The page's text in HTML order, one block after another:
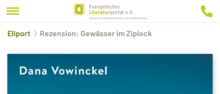
Eliport Rezension: Gewässer im Ziplock